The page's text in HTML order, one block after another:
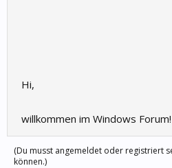
Hi,
willkommen im Windows Forum!
(Du musst angemeldet oder registriert
können.)